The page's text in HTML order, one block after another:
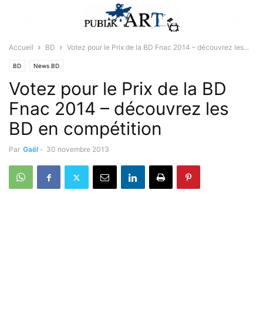
Accueil BD Votez pour le Prix de la BD Fnac 2014 – découvrez les...
BD News BD
Votez pour le Prix de la BD
Fnac 2014 – découvrez les
BD en compétition
Par Gaël - 30 novembre 2013